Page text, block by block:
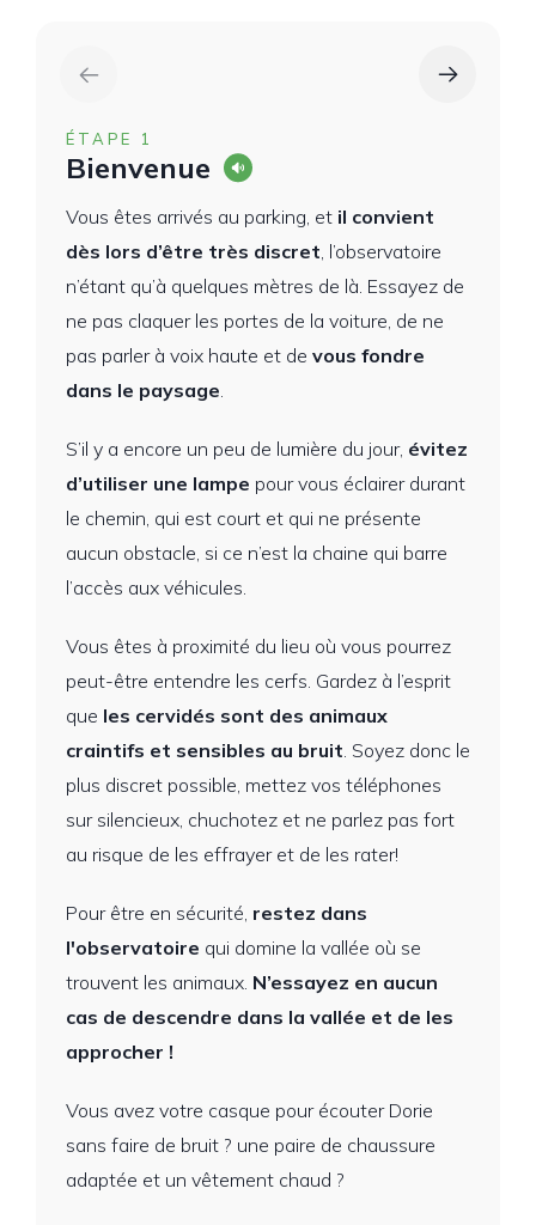
ÉTAPE 1
Bienvenue
Vous êtes arrivés au parking, et il convient
dès lors d’être très discret, l’observatoire
n’étant qu’à quelques mètres de là. Essayez de
ne pas claquer les portes de la voiture, de ne
pas parler à voix haute et de vous fondre
dans le paysage.
S’il y a encore un peu de lumière du jour, évitez
d’utiliser une lampe pour vous éclairer durant
le chemin, qui est court et qui ne présente
aucun obstacle, si ce n’est la chaine qui barre
l’accès aux véhicules.
Vous êtes à proximité du lieu où vous pourrez
peut-être entendre les cerfs. Gardez à l’esprit
que les cervidés sont des animaux
craintifs et sensibles au bruit. Soyez donc le
plus discret possible, mettez vos téléphones
sur silencieux, chuchotez et ne parlez pas fort
au risque de les effrayer et de les rater!
Pour être en sécurité, restez dans
l'observatoire qui domine la vallée où se
trouvent les animaux. N’essayez en aucun
cas de descendre dans la vallée et de les
approcher !
Vous avez votre casque pour écouter Dorie
sans faire de bruit ? une paire de chaussure
adaptée et un vêtement chaud ?